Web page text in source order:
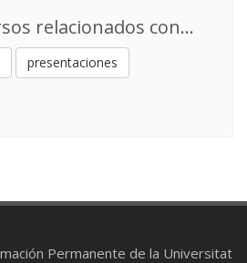
relacionados con...
presentaciones
Permanente de la Universitat